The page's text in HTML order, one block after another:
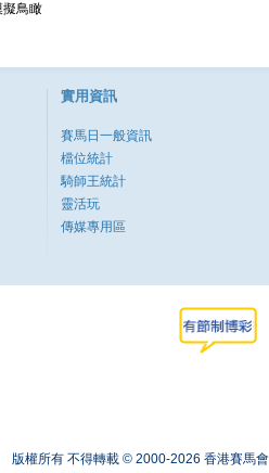
擬鳥瞰
實用資訊
賽馬日一般資訊
檔位統計
騎師王統計
靈活玩
傳媒專用區
版權所有 不得轉載 © 2000-2026 香港賽馬會